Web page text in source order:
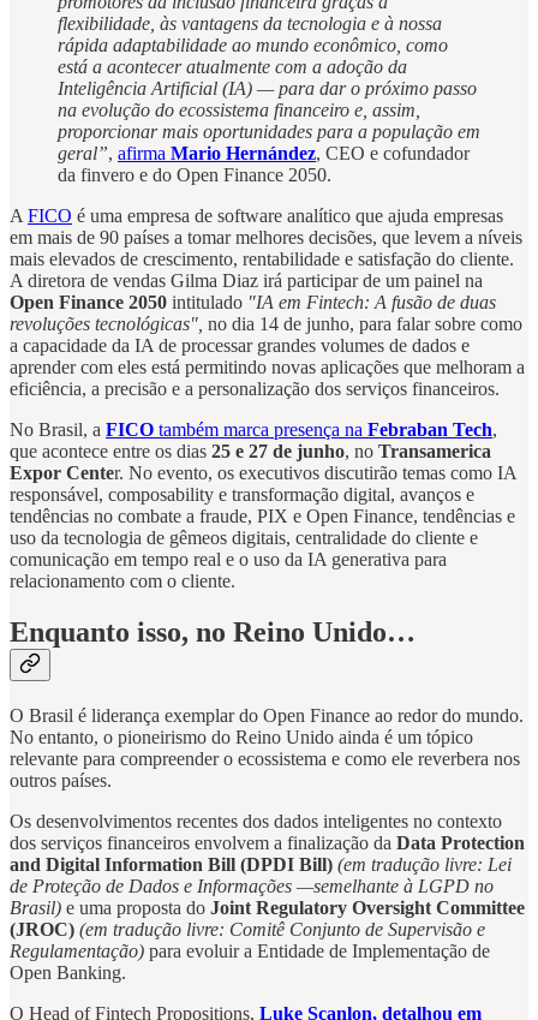
flexibilidade, às vantagens da tecnologia e à nossa
rápida adaptabilidade ao mundo econômico, como
está a acontecer atualmente com a adoção da
Inteligência Artificial (IA) — para dar o próximo passo
na evolução do ecossistema financeiro e, assim,
proporcionar mais oportunidades para a população em
geral”, afirma Mario Hernández, CEO e cofundador
da finvero e do Open Finance 2050.
A FICO é uma empresa de software analítico que ajuda empresas
em mais de 90 países a tomar melhores decisões, que levem a níveis
mais elevados de crescimento, rentabilidade e satisfação do cliente.
A diretora de vendas Gilma Diaz irá participar de um painel na
Open Finance 2050 intitulado "IA em Fintech: A fusão de duas
revoluções tecnológicas", no dia 14 de junho, para falar sobre como
a capacidade da IA de processar grandes volumes de dados e
aprender com eles está permitindo novas aplicações que melhoram a
eficiência, a precisão e a personalização dos serviços financeiros.
No Brasil, a FICO também marca presença na Febraban Tech,
que acontece entre os dias 25 e 27 de junho, no Transamerica
Expor Center. No evento, os executivos discutirão temas como IA
responsável, composability e transformação digital, avanços e
tendências no combate a fraude, PIX e Open Finance, tendências e
uso da tecnologia de gêmeos digitais, centralidade do cliente e
comunicação em tempo real e o uso da IA generativa para
relacionamento com o cliente.
Enquanto isso, no Reino Unido…
O Brasil é liderança exemplar do Open Finance ao redor do mundo.
No entanto, o pioneirismo do Reino Unido ainda é um tópico
relevante para compreender o ecossistema e como ele reverbera nos
outros países.
Os desenvolvimentos recentes dos dados inteligentes no contexto
dos serviços financeiros envolvem a finalização da Data Protection
and Digital Information Bill (DPDI Bill) (em tradução livre: Lei
de Proteção de Dados e Informações —semelhante à LGPD no
Brasil) e uma proposta do Joint Regulatory Oversight Committee
(JROC) (em tradução livre: Comitê Conjunto de Supervisão e
Regulamentação) para evoluir a Entidade de Implementação de
Open Banking.
O Head of Fintech Propositions, Luke Scanlon, detalhou em